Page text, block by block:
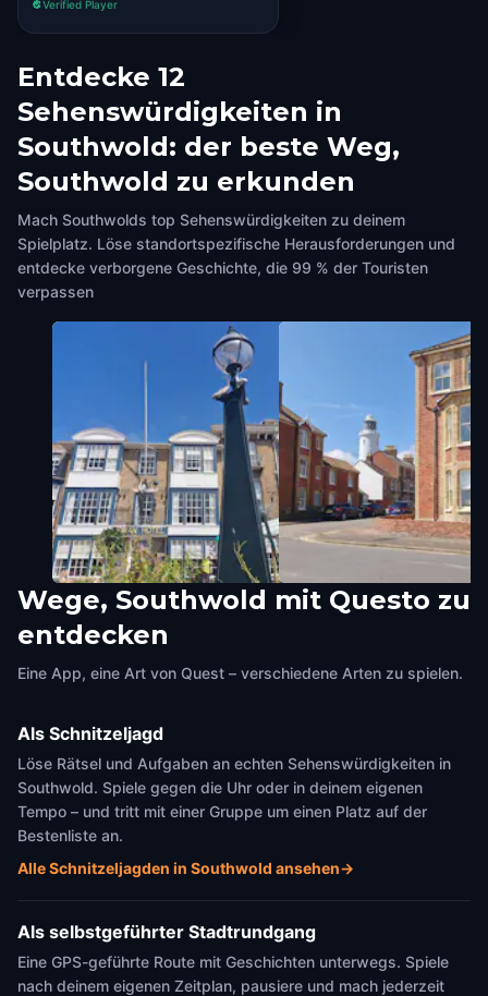
Verified Player
Entdecke 12
Sehenswürdigkeiten in
Southwold: der beste Weg,
Southwold zu erkunden
Mach Southwolds top Sehenswürdigkeiten zu deinem
Spielplatz. Löse standortspezifische Herausforderungen und
entdecke verborgene Geschichte, die 99 % der Touristen
verpassen
Town Pump
Southwold,United Kingdom
Lighthouse
Wege, Southwold mit Questo zu
entdecken
Eine App, eine Art von Quest – verschiedene Arten zu spielen.
Als Schnitzeljagd
Löse Rätsel und Aufgaben an echten Sehenswürdigkeiten in
Southwold. Spiele gegen die Uhr oder in deinem eigenen
Tempo – und tritt mit einer Gruppe um einen Platz auf der
Bestenliste an.
Alle Schnitzeljagden in Southwold ansehen→
Als selbstgeführter Stadtrundgang
Eine GPS-geführte Route mit Geschichten unterwegs. Spiele
nach deinem eigenen Zeitplan, pausiere und mach jederzeit